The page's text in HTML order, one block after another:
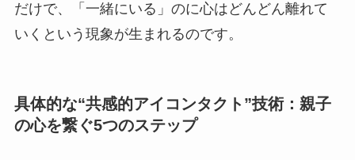
だけで、「一緒にいる」のに心はどんどん離れて
いくという現象が生まれるのです。
具体的な“共感的アイコンタクト”技術：親子
の心を繋ぐ5つのステップ